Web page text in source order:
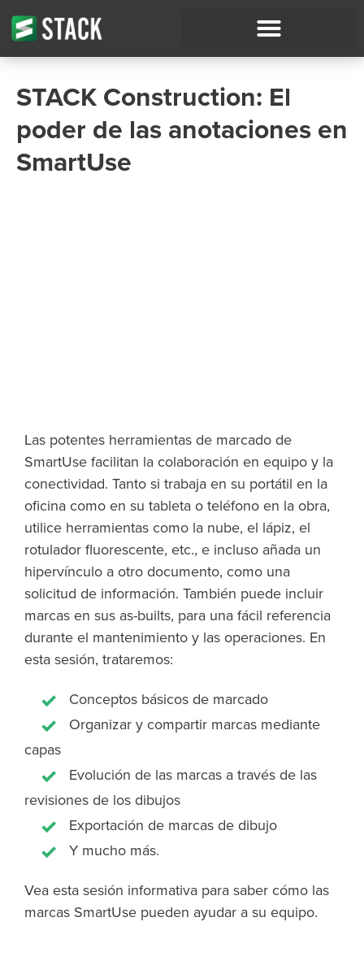
STACK Construction: El
poder de las anotaciones en
SmartUse
Las potentes herramientas de marcado de
SmartUse facilitan la colaboración en equipo y la
conectividad. Tanto si trabaja en su portátil en la
oficina como en su tableta o teléfono en la obra,
utilice herramientas como la nube, el lápiz, el
rotulador fluorescente, etc., e incluso añada un
hipervínculo a otro documento, como una
solicitud de información. También puede incluir
marcas en sus as-builts, para una fácil referencia
durante el mantenimiento y las operaciones. En
esta sesión, trataremos:
Conceptos básicos de marcado
Organizar y compartir marcas mediante
capas
Evolución de las marcas a través de las
revisiones de los dibujos
Exportación de marcas de dibujo
Y mucho más.
Vea esta sesión informativa para saber cómo las
marcas SmartUse pueden ayudar a su equipo.